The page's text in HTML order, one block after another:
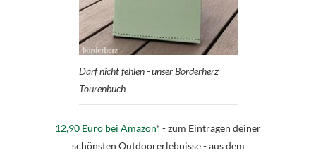
Darf nicht fehlen - unser Borderherz
Tourenbuch
12,90 Euro bei Amazon* - zum Eintragen deiner
schönsten Outdoorerlebnisse - aus dem